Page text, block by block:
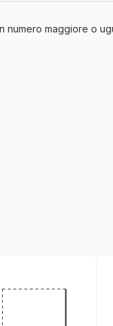
numero maggiore o